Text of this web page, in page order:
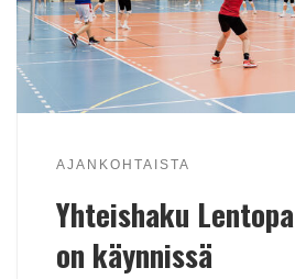
AJANKOHTAISTA
Yhteishaku
on käynnissä